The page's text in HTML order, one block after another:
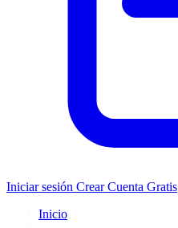
Iniciar sesión Crear Cuenta Gratis
Inicio